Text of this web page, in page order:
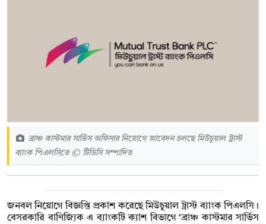
ব্রাঞ্চ কাস্টমার সার্ভিস অফিসার নিয়োগে আবেদন চলছে মিউচুয়াল ট্রাস্ট
ব্যাংক পিএলসিতে © টিডিসি সম্পাদিত
জনবল নিয়োগে বিজ্ঞপ্তি প্রকাশ করেছে মিউচুয়াল ট্রাস্ট ব্যাংক পিএলসি।
বেসরকারি বাণিজ্যিক এ ব্যাংকটি ক্যাশ বিভাগে ‌‘ব্রাঞ্চ কাস্টমার সার্ভিস